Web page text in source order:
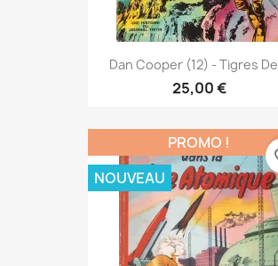
Dan Cooper (12) - Tigres
25,00 €
PROMO !
NOUVEAU